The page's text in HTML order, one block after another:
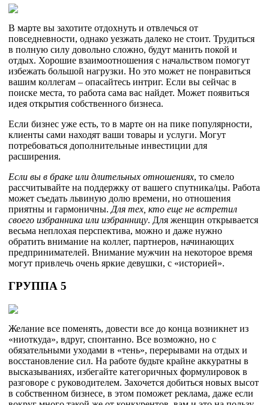
В марте вы захотите отдохнуть и отвлечься от
повседневности, однако уезжать далеко не стоит. Трудиться
в полную силу довольно сложно, будут манить покой и
отдых. Хорошие взаимоотношения с начальством помогут
избежать большой нагрузки. Но это может не понравиться
вашим коллегам – опасайтесь интриг. Если вы сейчас в
поиске места, то работа сама вас найдет. Может появиться
идея открытия собственного бизнеса.
Если бизнес уже есть, то в марте он на пике популярности,
клиенты сами находят ваши товары и услуги. Могут
потребоваться дополнительные инвестиции для
расширения.
Если вы в браке или длительных отношениях, то смело
рассчитывайте на поддержку от вашего спутника/цы. Работа
может съедать львиную долю времени, но отношения
приятны и гармоничны. Для тех, кто еще не встретил
своего избранника или избранницу. Для женщин открывается
весьма неплохая перспектива, можно и даже нужно
обратить внимание на коллег, партнеров, начинающих
предпринимателей. Внимание мужчин на некоторое время
могут привлечь очень яркие девушки, с «историей».
ГРУППА 5
Желание все поменять, довести все до конца возникнет из
«ниоткуда», вдруг, спонтанно. Все возможно, но с
обязательными уходами в «тень», перерывами на отдых и
восстановление сил. На работе будьте крайне аккуратны в
высказываниях, избегайте категоричных формулировок в
разговоре с руководителем. Захочется добиться новых высот
в собственном бизнесе, в этом поможет реклама, даже если